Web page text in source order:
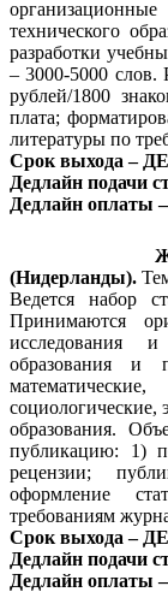
технического
разработки
– 3000-5000
рублей/1800
плата;
литературы по
Срок выхода –
Дедлайн подачи
Дедлайн оплаты
(Нидерланды).
Ведется набор
Принимаются
исследования
образования и
социологические,
образования.
публикацию: 1)
рецензии;
оформление
требованиям
Срок выхода –
Дедлайн подачи
Дедлайн оплаты